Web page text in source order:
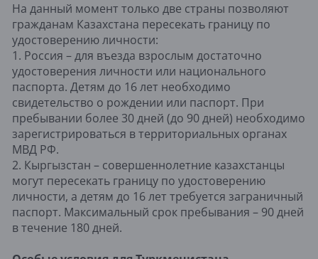
На данный момент только две страны позволяют
гражданам Казахстана пересекать границу по
удостоверению личности:
1. Россия – для въезда взрослым достаточно
удостоверения личности или национального
паспорта. Детям до 16 лет необходимо
свидетельство о рождении или паспорт. При
пребывании более 30 дней (до 90 дней) необходимо
зарегистрироваться в территориальных органах
МВД РФ.
2. Кыргызстан – совершеннолетние казахстанцы
могут пересекать границу по удостоверению
личности, а детям до 16 лет требуется заграничный
паспорт. Максимальный срок пребывания – 90 дней
в течение 180 дней.